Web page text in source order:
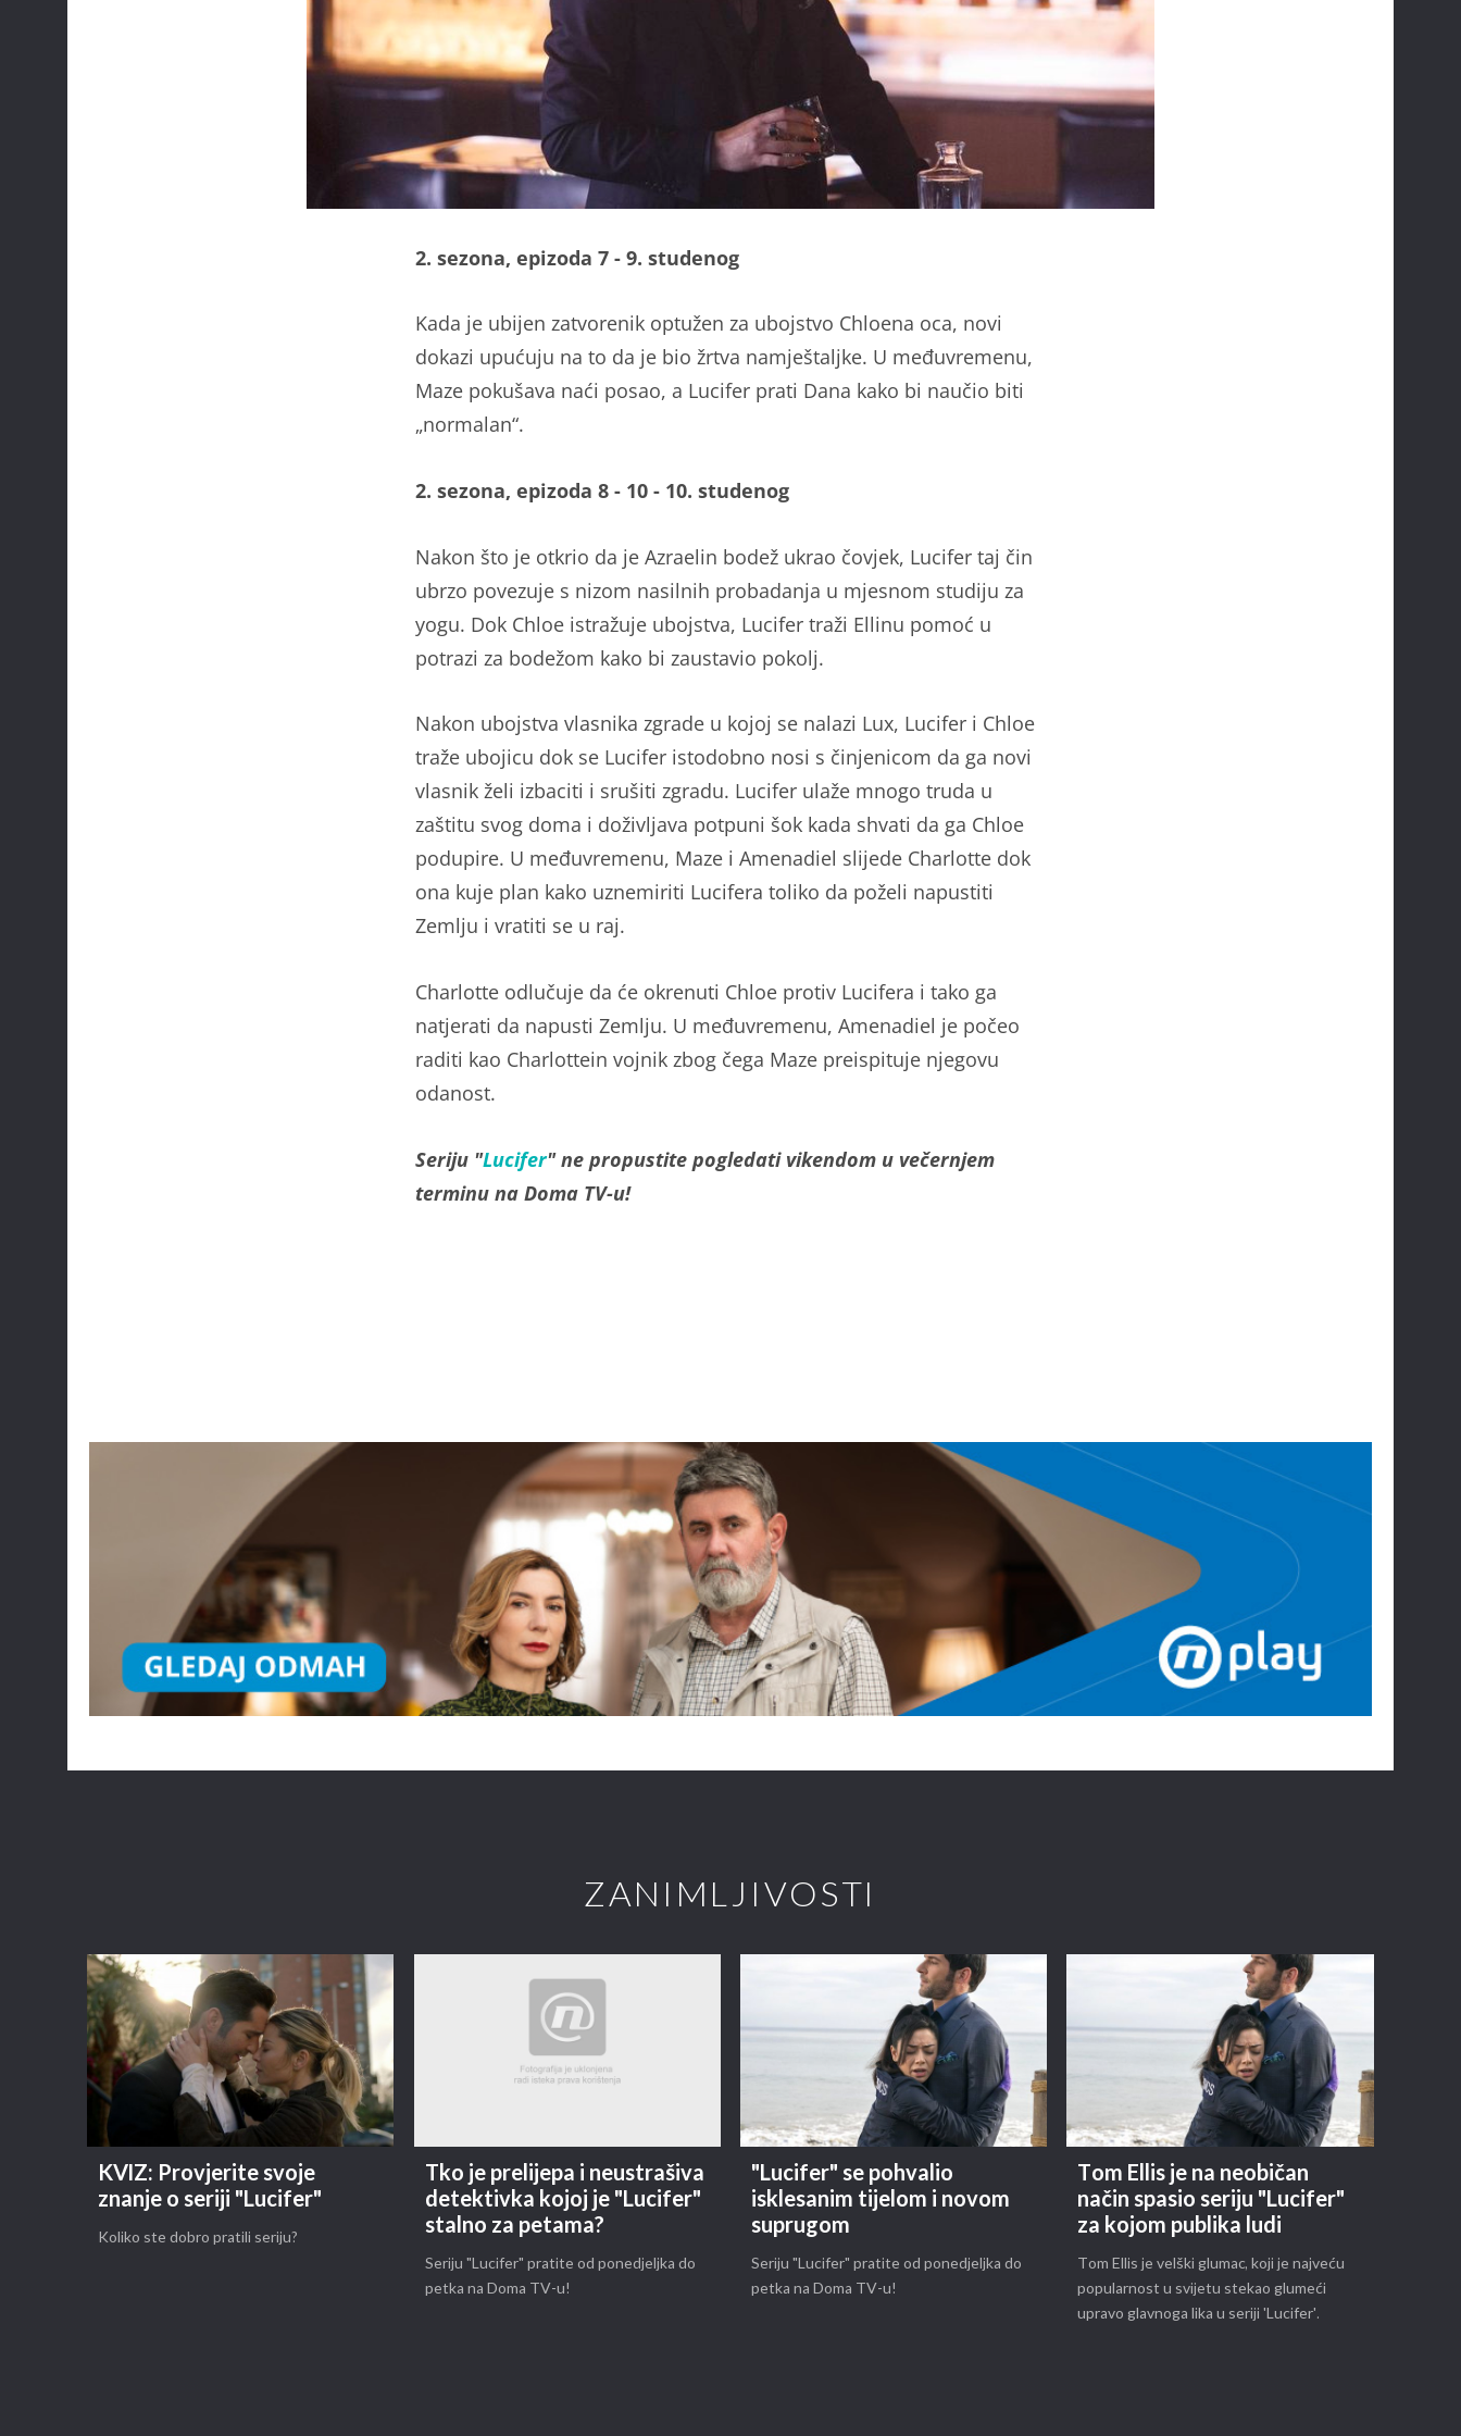
2. sezona, epizoda 7 - 9. studenog
Kada je ubijen zatvorenik optužen za ubojstvo Chloena oca, novi
dokazi upućuju na to da je bio žrtva namještaljke. U međuvremenu,
Maze pokušava naći posao, a Lucifer prati Dana kako bi naučio biti
„normalan“.
2. sezona, epizoda 8 - 10 - 10. studenog
Nakon što je otkrio da je Azraelin bodež ukrao čovjek, Lucifer taj čin
ubrzo povezuje s nizom nasilnih probadanja u mjesnom studiju za
yogu. Dok Chloe istražuje ubojstva, Lucifer traži Ellinu pomoć u
potrazi za bodežom kako bi zaustavio pokolj.
Nakon ubojstva vlasnika zgrade u kojoj se nalazi Lux, Lucifer i Chloe
traže ubojicu dok se Lucifer istodobno nosi s činjenicom da ga novi
vlasnik želi izbaciti i srušiti zgradu. Lucifer ulaže mnogo truda u
zaštitu svog doma i doživljava potpuni šok kada shvati da ga Chloe
podupire. U međuvremenu, Maze i Amenadiel slijede Charlotte dok
ona kuje plan kako uznemiriti Lucifera toliko da poželi napustiti
Zemlju i vratiti se u raj.
Charlotte odlučuje da će okrenuti Chloe protiv Lucifera i tako ga
natjerati da napusti Zemlju. U međuvremenu, Amenadiel je počeo
raditi kao Charlottein vojnik zbog čega Maze preispituje njegovu
odanost.
Seriju "Lucifer" ne propustite pogledati vikendom u večernjem
terminu na Doma TV-u!
ZANIMLJIVOSTI
KVIZ: Provjerite svoje
znanje o seriji "Lucifer"
Koliko ste dobro pratili seriju?
Tko je prelijepa i neustrašiva
detektivka kojoj je "Lucifer"
stalno za petama?
Seriju "Lucifer" pratite od ponedjeljka do
petka na Doma TV-u!
"Lucifer" se pohvalio
isklesanim tijelom i novom
suprugom
Seriju "Lucifer" pratite od ponedjeljka do
petka na Doma TV-u!
Tom Ellis je na neobičan
način spasio seriju "Lucifer"
za kojom publika ludi
Tom Ellis je velški glumac, koji je najveću
popularnost u svijetu stekao glumeći
upravo glavnoga lika u seriji 'Lucifer'.